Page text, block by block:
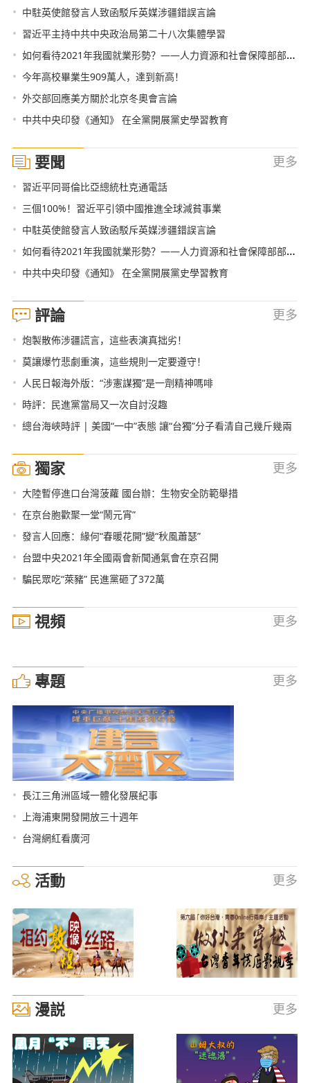
• 中駐英使館發言人致函駁斥英媒涉疆錯誤言論
• 習近平主持中共中央政治局第二十八次集體學習
• 如何看待2021年我國就業形勢？——人力資源和社會保障部部長回應熱點
• 今年高校畢業生909萬人，達到新高！
• 外交部回應美方關於北京冬奧會言論
• 中共中央印發《通知》 在全黨開展黨史學習教育
要聞 更多
• 習近平同哥倫比亞總統杜克通電話
• 三個100%！習近平引領中國推進全球減貧事業
• 中駐英使館發言人致函駁斥英媒涉疆錯誤言論
• 如何看待2021年我國就業形勢？——人力資源和社會保障部部長回應熱點
• 中共中央印發《通知》 在全黨開展黨史學習教育
評論 更多
• 炮製散佈涉疆謊言，這些表演真拙劣！
• 莫讓爆竹悲劇重演，這些規則一定要遵守！
• 人民日報海外版：“涉憲謀獨”是一劑精神嗎啡
• 時評：民進黨當局又一次自討沒趣
• 總台海峽時評 | 美國“一中”表態 讓“台獨”分子看清自己幾斤幾兩
獨家 更多
• 大陸暫停進口台灣菠蘿 國台辦：生物安全防範舉措
• 在京台胞歡聚一堂“鬧元宵”
• 發言人回應：緣何“春暖花開”變“秋風蕭瑟”
• 台盟中央2021年全國兩會新聞通氣會在京召開
• 騙民眾吃“萊豬” 民進黨砸了372萬
視頻 更多
專題 更多
• 長江三角洲區域一體化發展紀事
• 上海浦東開發開放三十週年
• 台灣網紅看廣河
活動 更多
漫説 更多